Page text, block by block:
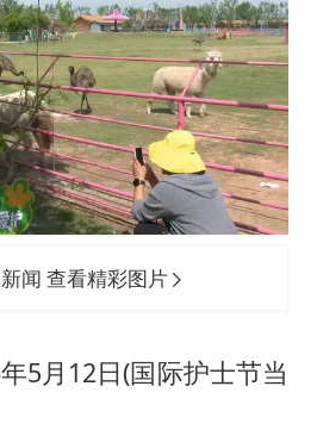
闻 查看精彩图片
5月12日(国际护士节当